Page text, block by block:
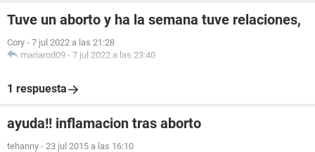
Tuve un aborto y ha la semana tuve relaciones,
Cory - 7 jul 2022 a las 21:28
mariarod09 - 7 jul 2022 a las 23:40
1 respuesta
ayuda!! inflamacion tras aborto
tehanny - 23 jul 2015 a las 16:10